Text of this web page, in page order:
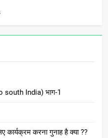
India) भाग-1
कार्यक्रम करना गुनाह है क्या ??